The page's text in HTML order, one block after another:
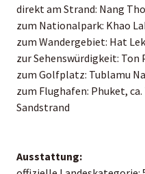
direkt am Strand: Nang
zum Nationalpark: Khao
zum Wandergebiet: Hat
zur Sehenswürdigkeit: Ton
zum Golfplatz: Tublamu
zum Flughafen: Phuket, ca.
Sandstrand
Ausstattung: